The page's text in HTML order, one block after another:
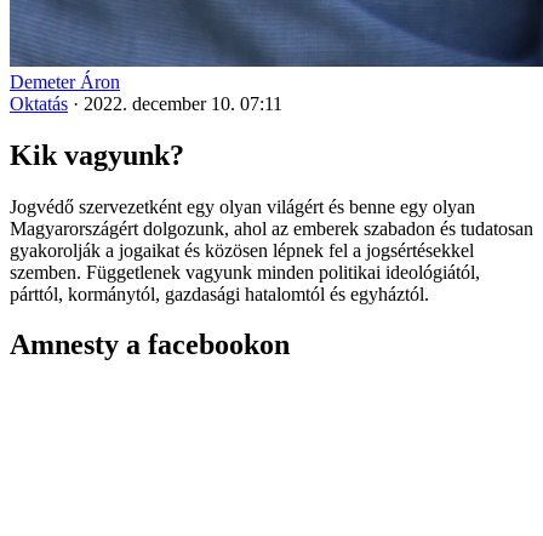
Demeter Áron
Oktatás · 2022. december 10. 07:11
Kik vagyunk?
Jogvédő szervezetként egy olyan világért és benne egy olyan
Magyarországért dolgozunk, ahol az emberek szabadon és tudatosan
gyakorolják a jogaikat és közösen lépnek fel a jogsértésekkel
szemben. Függetlenek vagyunk minden politikai ideológiától,
párttól, kormánytól, gazdasági hatalomtól és egyháztól.
Amnesty a facebookon